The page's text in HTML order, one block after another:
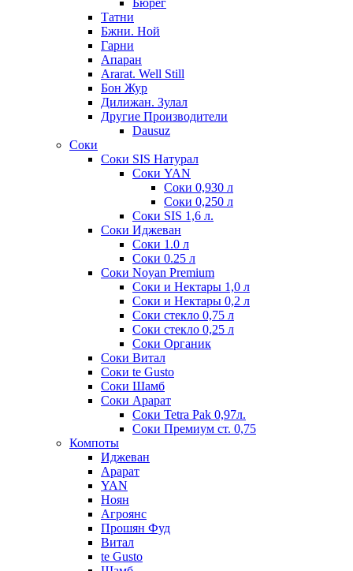
Бюрег
Татни
Бжни. Ной
Гарни
Апаран
Ararat. Well Still
Бон Жур
Дилижан. Зулал
Другие Производители
Dausuz
Соки
Соки SIS Натурал
Соки YAN
Соки 0,930 л
Соки 0,250 л
Соки SIS 1,6 л.
Соки Иджеван
Соки 1.0 л
Соки 0.25 л
Соки Noyan Premium
Соки и Нектары 1,0 л
Соки и Нектары 0,2 л
Соки стекло 0,75 л
Соки стекло 0,25 л
Соки Органик
Соки Витал
Соки te Gusto
Соки Шамб
Соки Арарат
Соки Tetra Pak 0,97л.
Соки Премиум ст. 0,75
Компоты
Иджеван
Арарат
YAN
Ноян
Агроянс
Прошян Фуд
Витал
te Gusto